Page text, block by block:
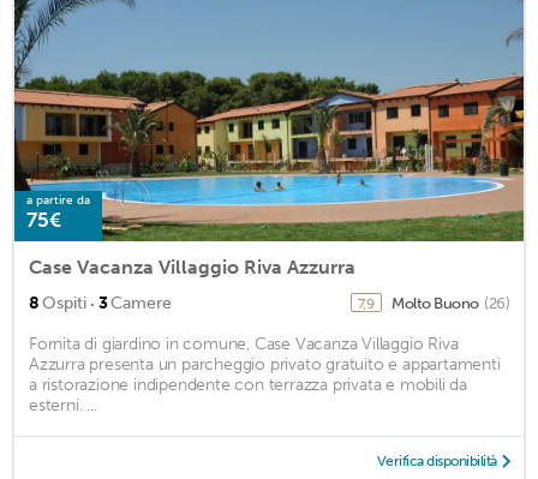
a partire da
75€
Case Vacanza Villaggio Riva Azzurra
8Ospiti · 3Camere 7,9 Molto Buono (26)
Fornita di giardino in comune, Case Vacanza Villaggio Riva
Azzurra presenta un parcheggio privato gratuito e appartamenti
a ristorazione indipendente con terrazza privata e mobili da
esterni. ...
Verifica disponibilità